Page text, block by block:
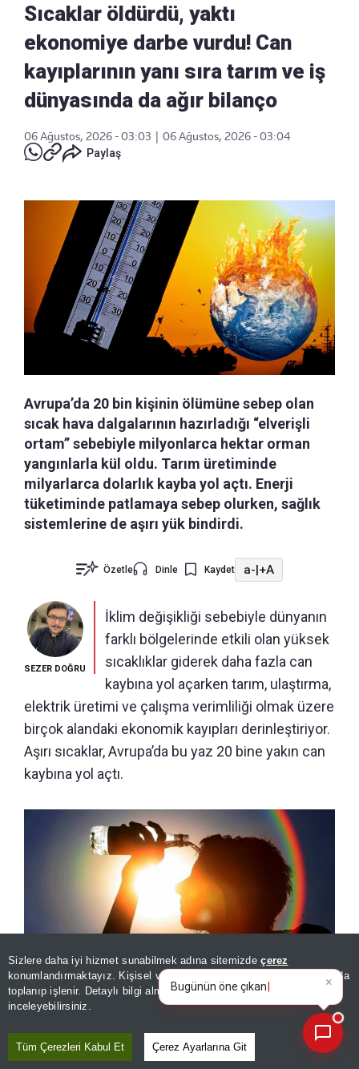
Sizlere daha iyi hizmet sunabilmek adına sitemizdeçerez
konumlandırmaktayız. Kişisel verileriniz, KVKK ve GDPR kapsamında
toplanıp işlenir. Detaylı bilgi almak içinAydınlatma Metnimizi
inceleyebilirsiniz.
Tüm Çerezleri Kabul Et Çerez Ayarlarına Git
Sıcaklar öldürdü, yaktı
ekonomiye darbe vurdu! Can
kayıplarının yanı sıra tarım ve iş
dünyasında da ağır bilanço
06 Ağustos, 2026 - 03:03
06 Ağustos, 2026 - 03:04
Paylaş
Avrupa’da 20 bin kişinin ölümüne sebep olan
sıcak hava dalgalarının hazırladığı “elverişli
ortam” sebebiyle milyonlarca hektar orman
yangınlarla kül oldu. Tarım üretiminde
milyarlarca dolarlık kayba yol açtı. Enerji
tüketiminde patlamaya sebep olurken, sağlık
sistemlerine de aşırı yük bindirdi.
Özetle Dinle Kaydet a-|+A
SEZER DOĞRU
İklim değişikliği sebebiyle dünyanın
farklı bölgelerinde etkili olan yüksek
sıcaklıklar giderek daha fazla can
kaybına yol açarken tarım, ulaştırma,
elektrik üretimi ve çalışma verimliliği olmak üzere
birçok alandaki ekonomik kayıpları derinleştiriyor.
Aşırı sıcaklar, Avrupa’da bu yaz 20 bine yakın can
kaybına yol açtı.
Sıcaklar öldürdü, yaktı ekonomiye darbe vurdu! Can
×
Bugünün öne çıkan manşetleri
ve gelişmeleri neler?